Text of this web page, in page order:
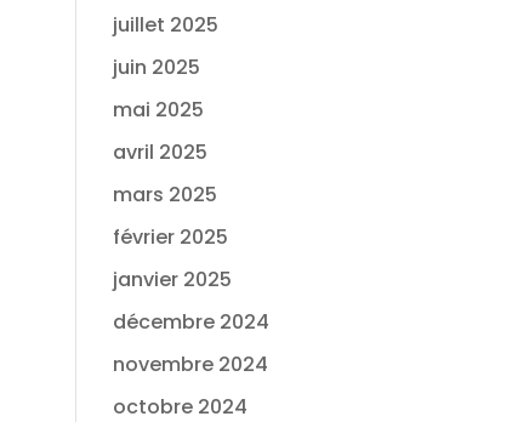
juillet 2025
juin 2025
mai 2025
avril 2025
mars 2025
février 2025
janvier 2025
décembre 2024
novembre 2024
octobre 2024